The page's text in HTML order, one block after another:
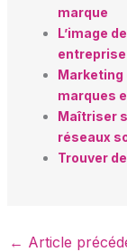
marque
L’image
entreprise
marques
Maîtriser
réseaux
Trouver
← Article